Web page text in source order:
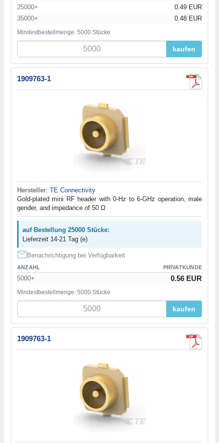
25000+
0.49 EUR
35000+
0.48 EUR
Mindestbestellmenge: 5000 Stücke
kaufen
1909763-1
Hersteller: TE Connectivity
Gold-plated mini RF header with 0-Hz to 6-GHz operation, male
gender, and impedance of 50 Ω
auf Bestellung 25000 Stücke:
Lieferzeit 14-21 Tag (e)
Benachrichtigung bei Verfügbarkeit
ANZAHL PRIVATKUNDE
5000+ 0.56 EUR
Mindestbestellmenge: 5000 Stücke
kaufen
1909763-1